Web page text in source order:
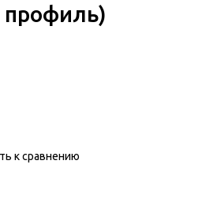
к сравнению